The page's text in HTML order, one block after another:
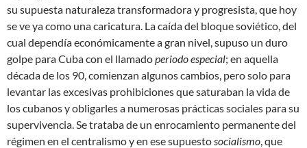
su supuesta naturaleza transformadora y progresista, que hoy
se ve ya como una caricatura. La caída del bloque soviético, del
cual dependía económicamente a gran nivel, supuso un duro
golpe para Cuba con el llamadoperiodo especial; en aquella
década de los 90, comienzan algunos cambios, pero solo para
levantar las excesivas prohibiciones que saturaban la vida de
los cubanos y obligarles a numerosas prácticas sociales para su
supervivencia. Se trataba de un enrocamiento permanente del
régimen en el centralismo y en ese supuestosocialismo, que